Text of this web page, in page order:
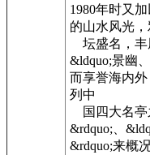
1980年时又
的山水风光
坛盛名，丰
&ldquo;景幽
而享誉海内
列中
国四大名亭
&rdquo;、
&rdquo;来概